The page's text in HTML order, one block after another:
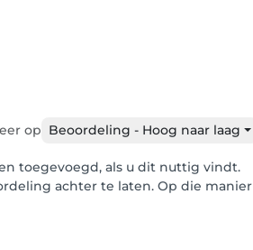
op Beoordeling - Hoog naar laag
toegevoegd, als u dit nuttig vindt.
achter te laten. Op die manier